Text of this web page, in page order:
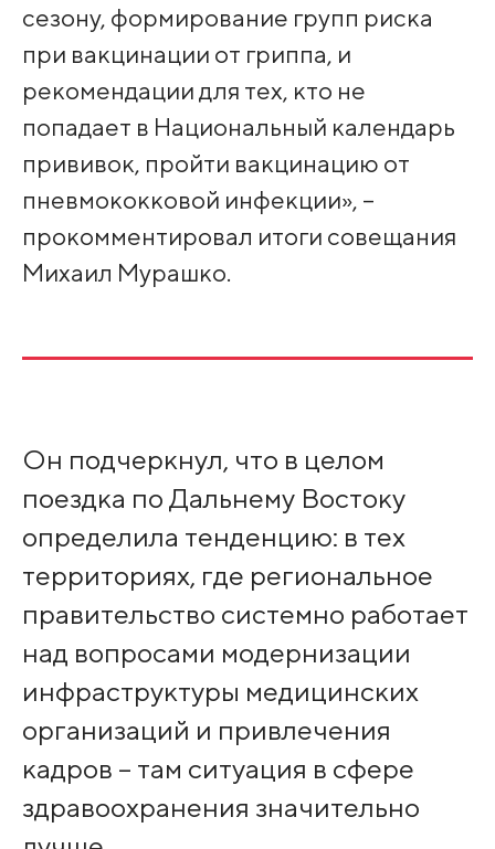
сезону, формирование групп риска
при вакцинации от гриппа, и
рекомендации для тех, кто не
попадает в Национальный календарь
прививок, пройти вакцинацию от
пневмококковой инфекции», –
прокомментировал итоги совещания
Михаил Мурашко.
Он подчеркнул, что в целом
поездка по Дальнему Востоку
определила тенденцию: в тех
территориях, где региональное
правительство системно работает
над вопросами модернизации
инфраструктуры медицинских
организаций и привлечения
кадров – там ситуация в сфере
здравоохранения значительно